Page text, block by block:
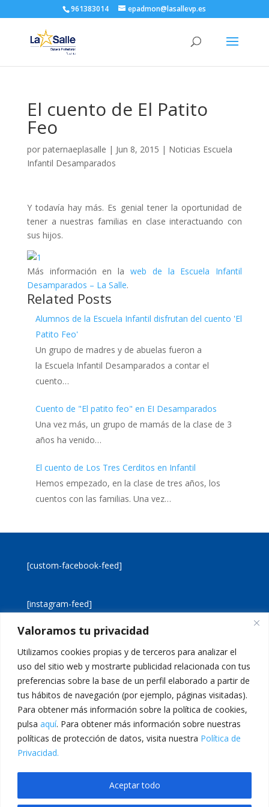
Valoramos tu privacidad
Utilizamos cookies propias y de terceros para analizar el
uso del sitio web y mostrarte publicidad relacionada con tus
preferencias sobre la base de un perfil elaborado a partir de
tus hábitos de navegación (por ejemplo, páginas visitadas).
Para obtener más información sobre la política de cookies,
pulsa aquí. Para obtener más información sobre nuestras
políticas de protección de datos, visita nuestra Política de
Privacidad.
Aceptar todo
961383014 epadmon@lasallevp.es
El cuento de El Patito
Feo
por paternaeplasalle | Jun 8, 2015 | Noticias Escuela
Infantil Desamparados
Y todavía hay más. Es genial tener la oportunidad de
tener a nuestras familias en clase interactuando con
sus hijos.
Más información en la web de la Escuela Infantil
Desamparados – La Salle.
Related Posts
Alumnos de la Escuela Infantil disfrutan del cuento 'El
Patito Feo'
Un grupo de madres y de abuelas fueron a
la Escuela Infantil Desamparados a contar el
cuento…
Cuento de "El patito feo" en EI Desamparados
Una vez más, un grupo de mamás de la clase de 3
años ha venido…
El cuento de Los Tres Cerditos en Infantil
Hemos empezado, en la clase de tres años, los
cuentos con las familias. Una vez…
[custom-facebook-feed]
[instagram-feed]
Aviso legal
Política de cookies
Calle San Martín, 56 · 46980 · Paterna · Valencia Telf: